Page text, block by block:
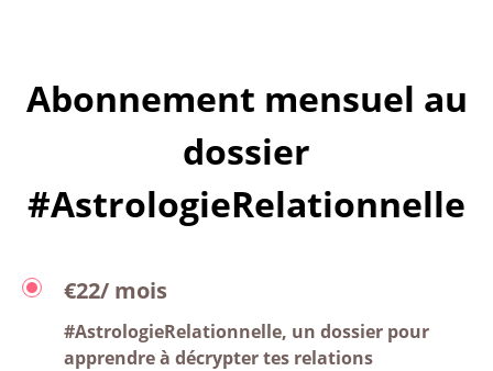
Abonnement mensuel au
dossier
#AstrologieRelationnelle
€22/ mois
#AstrologieRelationnelle, un dossier pour
apprendre à décrypter tes relations